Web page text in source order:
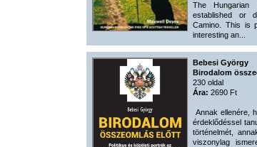
The
established or
Camino. This is
interesting an...
Bebesi György
Birodalom
230 oldal
Ára: 2690 Ft
Annak ellenére,
érdeklődéssel
történelmét,
viszonylag